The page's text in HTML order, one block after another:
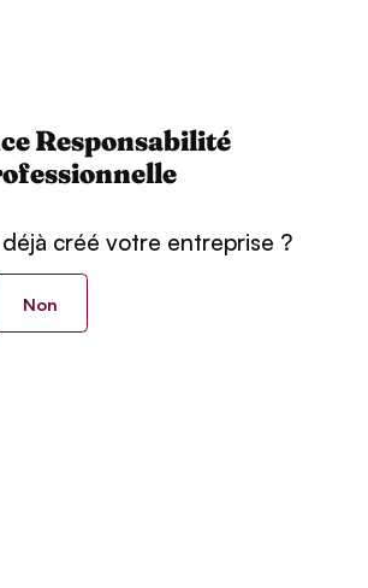
Responsabilité
créé votre entreprise ?
Non